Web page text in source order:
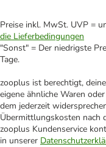
Preise inkl. MwSt. UVP =
die Lieferbedingungen
"Sonst" = Der niedrigste
Tage.
zooplus ist berechtigt,
eigene ähnliche Waren
dem jederzeit
Übermittlungskosten nach
zooplus Kundenservice
in unserer